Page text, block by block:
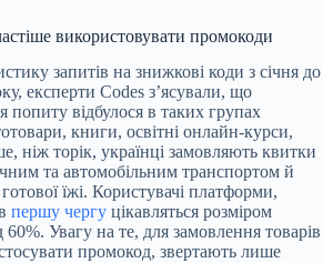
використовувати промокоди
запитів на знижкові коди з січня до
експерти Codes з’ясували, що
попиту відбулося в таких групах
книги, освітні онлайн-курси,
ніж торік, українці замовляють квитки
та автомобільним транспортом й
їжі. Користувачі платформи,
першу чергу цікавляться розміром
Увагу на те, для замовлення товарів
промокод, звертають лише